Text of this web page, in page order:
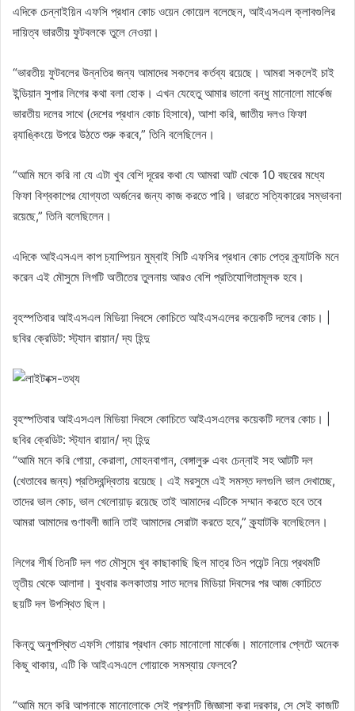
এদিকে চেন্নাইয়িন এফসি প্রধান কোচ ওয়েন কোয়েল বলেছেন, আইএসএল ক্লাবগুলির
দায়িত্ব ভারতীয় ফুটবলকে তুলে নেওয়া।
“ভারতীয় ফুটবলের উন্নতির জন্য আমাদের সকলের কর্তব্য রয়েছে। আমরা সকলেই চাই
ইন্ডিয়ান সুপার লিগের কথা বলা হোক। এখন যেহেতু আমার ভালো বন্ধু মানোলো মার্কেজ
ভারতীয় দলের সাথে (দেশের প্রধান কোচ হিসাবে), আশা করি, জাতীয় দলও ফিফা
র‌্যাঙ্কিংয়ে উপরে উঠতে শুরু করবে,” তিনি বলেছিলেন।
“আমি মনে করি না যে এটা খুব বেশি দূরের কথা যে আমরা আট থেকে 10 বছরের মধ্যে
ফিফা বিশ্বকাপের যোগ্যতা অর্জনের জন্য কাজ করতে পারি। ভারতে সত্যিকারের সম্ভাবনা
রয়েছে,” তিনি বলেছিলেন।
এদিকে আইএসএল কাপ চ্যাম্পিয়ন মুম্বাই সিটি এফসির প্রধান কোচ পেত্র ক্র্যাটকি মনে
করেন এই মৌসুমে লিগটি অতীতের তুলনায় আরও বেশি প্রতিযোগিতামূলক হবে।
বৃহস্পতিবার আইএসএল মিডিয়া দিবসে কোচিতে আইএসএলের কয়েকটি দলের কোচ। |
ছবির ক্রেডিট: স্ট্যান রায়ান/ দ্য হিন্দু
বৃহস্পতিবার আইএসএল মিডিয়া দিবসে কোচিতে আইএসএলের কয়েকটি দলের কোচ। |
ছবির ক্রেডিট: স্ট্যান রায়ান/ দ্য হিন্দু
“আমি মনে করি গোয়া, কেরালা, মোহনবাগান, বেঙ্গালুরু এবং চেন্নাই সহ আটটি দল
(খেতাবের জন্য) প্রতিদ্বন্দ্বিতায় রয়েছে। এই মরসুমে এই সমস্ত দলগুলি ভাল দেখাচ্ছে,
তাদের ভাল কোচ, ভাল খেলোয়াড় রয়েছে তাই আমাদের এটিকে সম্মান করতে হবে তবে
আমরা আমাদের গুণাবলী জানি তাই আমাদের সেরাটা করতে হবে,” ক্র্যাটকি বলেছিলেন।
লিগের শীর্ষ তিনটি দল গত মৌসুমে খুব কাছাকাছি ছিল মাত্র তিন পয়েন্ট নিয়ে প্রথমটি
তৃতীয় থেকে আলাদা। বুধবার কলকাতায় সাত দলের মিডিয়া দিবসের পর আজ কোচিতে
ছয়টি দল উপস্থিত ছিল।
কিন্তু অনুপস্থিত এফসি গোয়ার প্রধান কোচ মানোলো মার্কেজ। মানোলোর প্লেটে অনেক
কিছু থাকায়, এটি কি আইএসএলে গোয়াকে সমস্যায় ফেলবে?
“আমি মনে করি আপনাকে মানোলোকে সেই প্রশ্নটি জিজ্ঞাসা করা দরকার, সে সেই কাজটি